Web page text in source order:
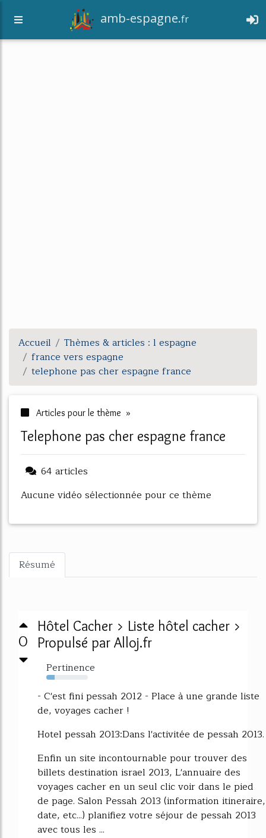
amb-espagne.fr
Accueil
Thèmes & articles : l espagne
france vers espagne
telephone pas cher espagne france
Articles pour le thème »
telephone pas cher espagne france
64 articles
Aucune vidéo sélectionnée pour ce thème
Résumé
0
Hôtel Cacher > Liste hôtel cacher >
Propulsé par Alloj.fr
Pertinence
20%
- C'est fini pessah 2012 - Place à une grande liste
de, voyages cacher !
Hotel pessah 2013:Dans l'activitée de pessah 2013.
Enfin un site incontournable pour trouver des
billets destination israel 2013, L'annuaire des
voyages cacher en un seul clic voir dans le pied
de page. Salon Pessah 2013 (information itineraire,
date, etc...) planifiez votre séjour de pessah 2013
avec tous les ...